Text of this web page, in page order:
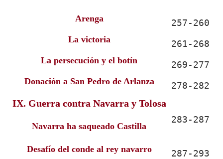
Arenga 257-260
La victoria 261-268
La persecución y el botín 269-277
Donación a San Pedro de Arlanza 278-282
IX. Guerra contra Navarra y Tolosa
Navarra ha saqueado Castilla
283-287
Desafío del conde al rey navarro 287-293